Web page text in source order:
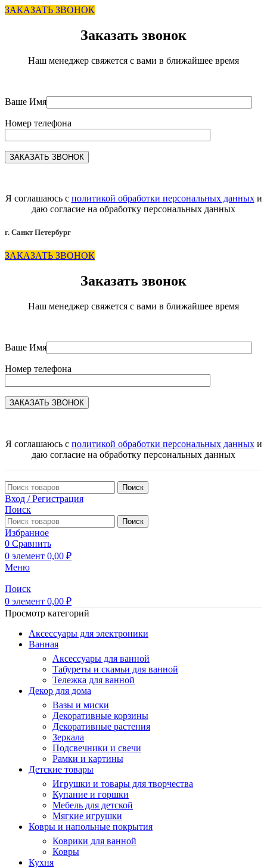
ЗАКАЗАТЬ ЗВОНОК
Заказать звонок
Наш менеджер свяжется с вами в ближайшее время
Ваше Имя
Номер телефона
Я соглашаюсь с политикой обработки персональных данныхи
даю согласие на обработку персональных данных
г. Санкт Петербург
ЗАКАЗАТЬ ЗВОНОК
Заказать звонок
Наш менеджер свяжется с вами в ближайшее время
Ваше Имя
Номер телефона
Я соглашаюсь с политикой обработки персональных данныхи
даю согласие на обработку персональных данных
Поиск
Вход / Регистрация
Поиск
Поиск
Избранное
0 Сравнить
0 элемент 0,00 ₽
Меню
Поиск
0 элемент 0,00 ₽
Просмотр категорий
Аксессуары для электроники
Ванная
Аксессуары для ванной
Табуреты и скамьи для ванной
Тележка для ванной
Декор для дома
Вазы и миски
Декоративные корзины
Декоративные растения
Зеркала
Подсвечники и свечи
Рамки и картины
Детские товары
Игрушки и товары для творчества
Купание и горшки
Мебель для детской
Мягкие игрушки
Ковры и напольные покрытия
Коврики для ванной
Ковры
Кухня